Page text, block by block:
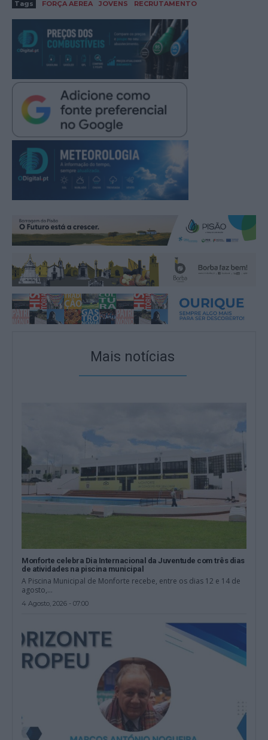
Tags FORÇA AEREA JOVENS RECRUTAMENTO
Mais notícias
Monforte celebra Dia Internacional da Juventude com três dias
de atividades na piscina municipal
A Piscina Municipal de Monforte recebe, entre os dias 12 e 14 de
agosto,...
4 Agosto, 2026 - 07:00